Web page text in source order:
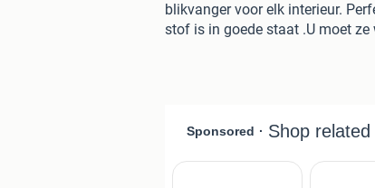
blikvanger voor elk interieur.
stof is in goede staat .U moet ze